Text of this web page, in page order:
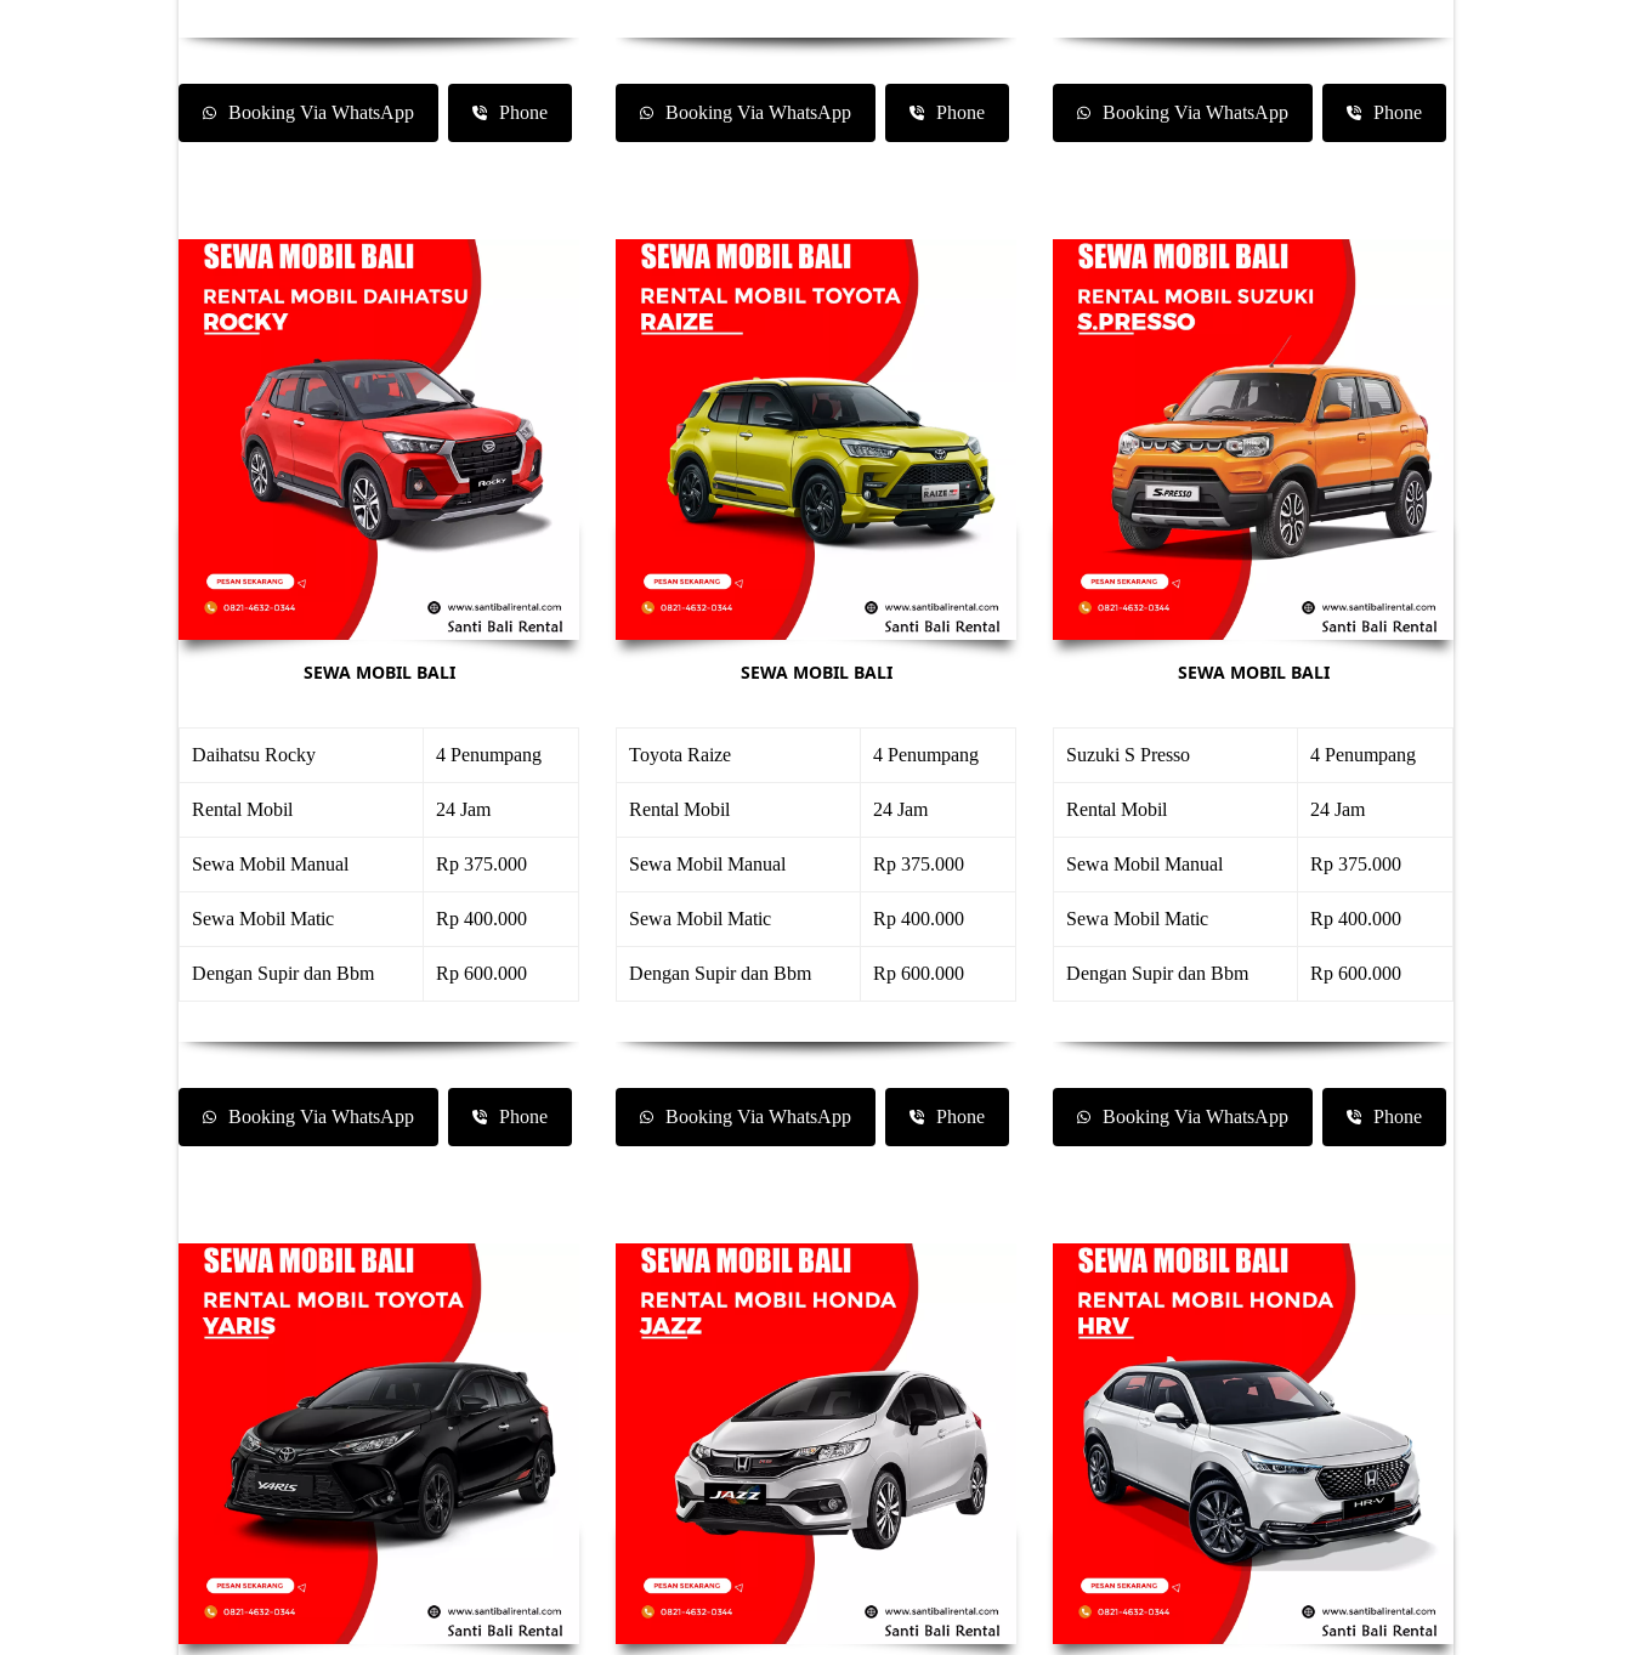
Booking Via WhatsApp Phone Booking Via WhatsApp Phone Booking Via WhatsApp Phone
SEWA MOBIL BALI
Daihatsu Rocky 4 Penumpang
Rental Mobil 24 Jam
Sewa Mobil Manual Rp 375.000
Sewa Mobil Matic Rp 400.000
Dengan Supir dan Bbm Rp 600.000
Booking Via WhatsApp Phone
SEWA MOBIL BALI
Toyota Raize 4 Penumpang
Rental Mobil 24 Jam
Sewa Mobil Manual Rp 375.000
Sewa Mobil Matic Rp 400.000
Dengan Supir dan Bbm Rp 600.000
Booking Via WhatsApp Phone
SEWA MOBIL BALI
Suzuki S Presso 4 Penumpang
Rental Mobil 24 Jam
Sewa Mobil Manual Rp 375.000
Sewa Mobil Matic Rp 400.000
Dengan Supir dan Bbm Rp 600.000
Booking Via WhatsApp Phone